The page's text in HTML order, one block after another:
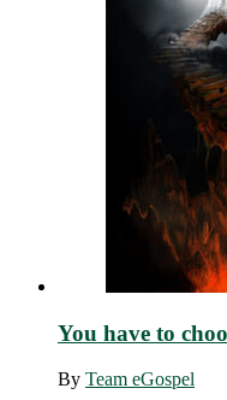
You have to
By Team eGospel